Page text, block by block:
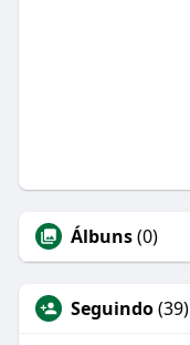
Álbuns(0)
Seguindo(39)